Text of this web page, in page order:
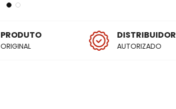
PRODUTO
ORIGINAL
DISTRIBUIDOR
AUTORIZADO